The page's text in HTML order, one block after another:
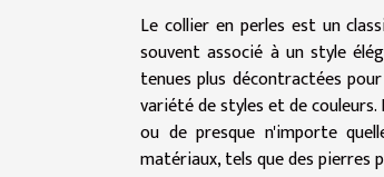
Le collier en perles est un
souvent associé à un style
tenues plus décontractées
variété de styles et de
ou de presque n'importe
matériaux, tels que des pierres